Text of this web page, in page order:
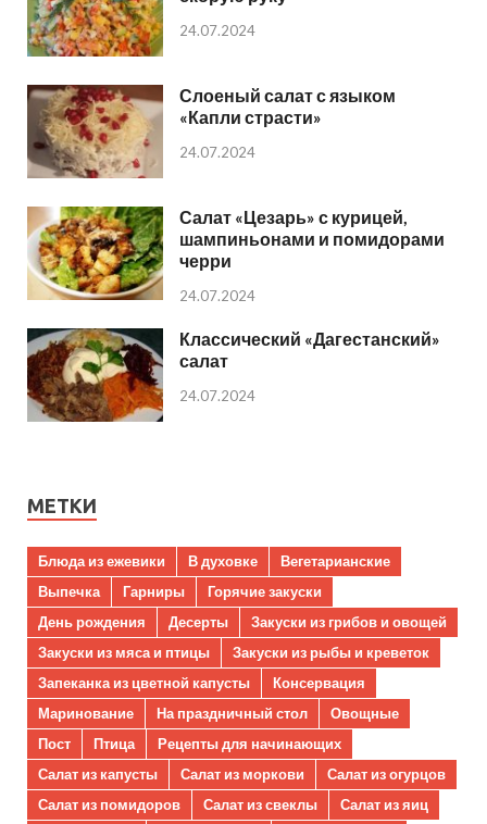
24.07.2024
Слоеный салат с языком
«Капли страсти»
24.07.2024
Салат «Цезарь» с курицей,
шампиньонами и помидорами
черри
24.07.2024
Классический «Дагестанский»
салат
24.07.2024
МЕТКИ
Блюда из ежевики В духовке
Вегетарианские
Выпечка
Гарниры
Горячие закуски
День рождения
Десерты
Закуски из грибов и овощей
Закуски из мяса и птицы
Закуски из рыбы и креветок
Запеканка из цветной капусты
Консервация
Маринование
На праздничный стол
Овощные
Пост
Птица
Рецепты для начинающих
Салат из капусты
Салат из моркови
Салат из огурцов
Салат из помидоров
Салат из свеклы
Салат из яиц